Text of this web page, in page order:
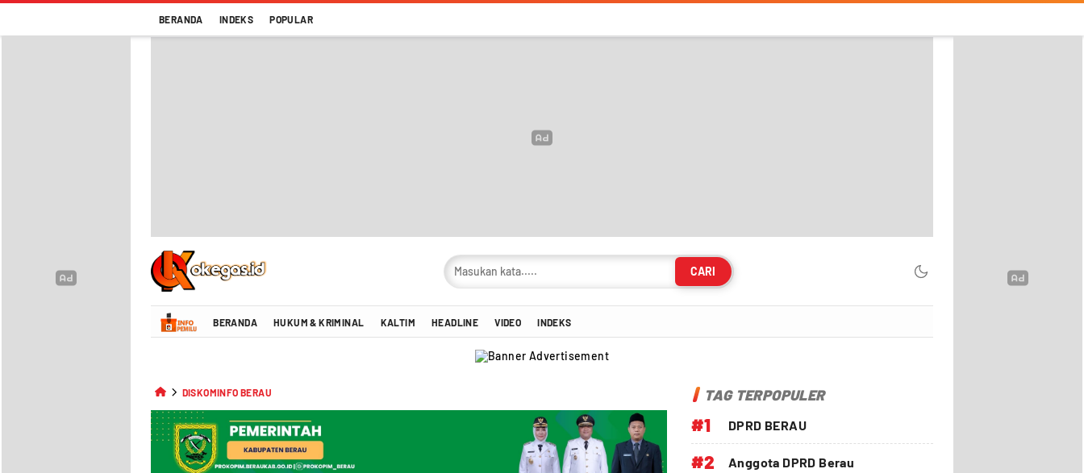
BERANDA INDEKS POPULAR
Oke Gas Indonesia | Energi Positif Informasi Terkini!
CARI
BERANDA HUKUM & KRIMINAL KALTIM HEADLINE VIDEO INDEKS
DISKOMINFO BERAU TAG TERPOPULER
#1 DPRD BERAU
#2 Anggota DPRD Berau